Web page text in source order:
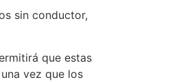
sin conductor,
que estas
vez que los